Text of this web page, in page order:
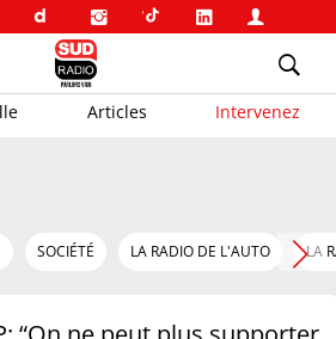
Articles Intervenez
SOCIÉTÉ LA RADIO DE L'AUTO LA